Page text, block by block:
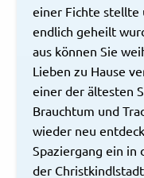
einer Fichte stellte
endlich geheilt
aus können Sie
Lieben zu Hause
einer der ältesten
Brauchtum und
wieder neu
Spaziergang ein in
der